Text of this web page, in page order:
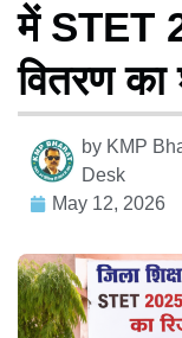
में STET
वितरण
by KMP
Desk
May 12, 2026